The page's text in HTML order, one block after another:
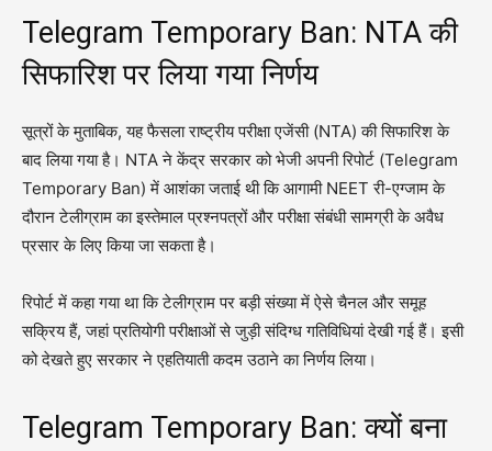
Telegram Temporary Ban: NTA की
सिफारिश पर लिया गया निर्णय
सूत्रों के मुताबिक, यह फैसला राष्ट्रीय परीक्षा एजेंसी (NTA) की सिफारिश के
बाद लिया गया है। NTA ने केंद्र सरकार को भेजी अपनी रिपोर्ट (Telegram
Temporary Ban) में आशंका जताई थी कि आगामी NEET री-एग्जाम के
दौरान टेलीग्राम का इस्तेमाल प्रश्नपत्रों और परीक्षा संबंधी सामग्री के अवैध
प्रसार के लिए किया जा सकता है।
रिपोर्ट में कहा गया था कि टेलीग्राम पर बड़ी संख्या में ऐसे चैनल और समूह
सक्रिय हैं, जहां प्रतियोगी परीक्षाओं से जुड़ी संदिग्ध गतिविधियां देखी गई हैं। इसी
को देखते हुए सरकार ने एहतियाती कदम उठाने का निर्णय लिया।
Telegram Temporary Ban: क्यों बना